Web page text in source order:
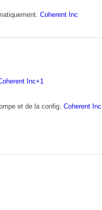
Coherent Inc
Inc+1
et de la config. Coherent Inc